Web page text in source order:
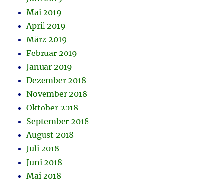
Mai 2019
April 2019
März 2019
Februar 2019
Januar 2019
Dezember 2018
November 2018
Oktober 2018
September 2018
August 2018
Juli 2018
Juni 2018
Mai 2018